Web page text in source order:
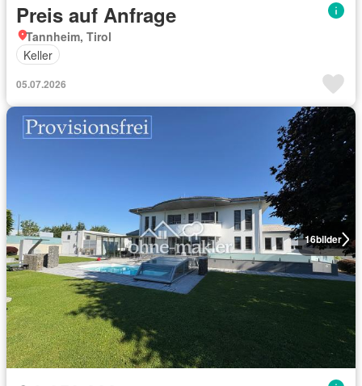
Preis auf Anfrage
Tannheim, Tirol
Keller
05.07.2026
16bilder